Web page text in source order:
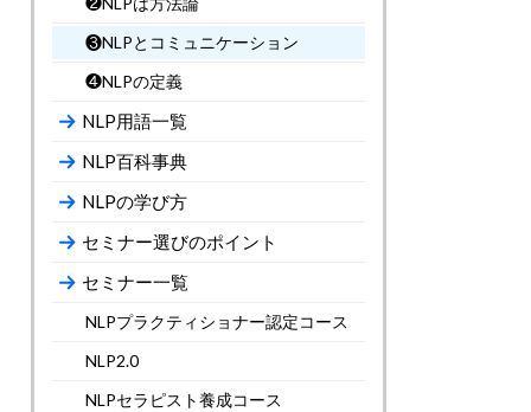
❸NLPとコミュニケーション
❹NLPの定義
NLP用語一覧
NLP百科事典
NLPの学び方
セミナー選びのポイント
セミナー一覧
NLPプラクティショナー認定コース
NLP2.0
NLPセラピスト養成コース